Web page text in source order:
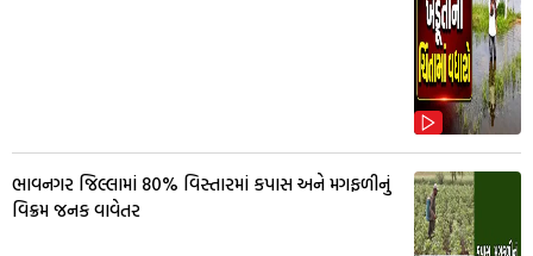
ભાવનગર જિલ્લામાં 80% વિસ્તારમાં કપાસ અને મગફળીનું
વિક્રમ જનક વાવેતર